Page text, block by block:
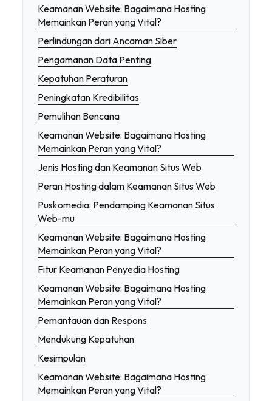
Keamanan Website: Bagaimana Hosting
Memainkan Peran yang Vital?
Perlindungan dari Ancaman Siber
Pengamanan Data Penting
Kepatuhan Peraturan
Peningkatan Kredibilitas
Pemulihan Bencana
Keamanan Website: Bagaimana Hosting
Memainkan Peran yang Vital?
Jenis Hosting dan Keamanan Situs Web
Peran Hosting dalam Keamanan Situs Web
Puskomedia: Pendamping Keamanan Situs
Web-mu
Keamanan Website: Bagaimana Hosting
Memainkan Peran yang Vital?
Fitur Keamanan Penyedia Hosting
Keamanan Website: Bagaimana Hosting
Memainkan Peran yang Vital?
Pemantauan dan Respons
Mendukung Kepatuhan
Kesimpulan
Keamanan Website: Bagaimana Hosting
Memainkan Peran yang Vital?